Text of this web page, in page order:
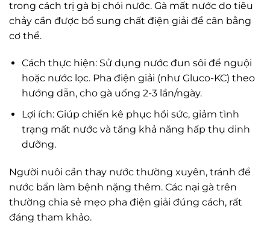
trong cách trị gà bị chói nước. Gà mất nước do tiêu
chảy cần được bổ sung chất điện giải để cân bằng
cơ thể.
Cách thực hiện: Sử dụng nước đun sôi để nguội
hoặc nước lọc. Pha điện giải (như Gluco-KC) theo
hướng dẫn, cho gà uống 2-3 lần/ngày.
Lợi ích: Giúp chiến kê phục hồi sức, giảm tình
trạng mất nước và tăng khả năng hấp thụ dinh
dưỡng.
Người nuôi cần thay nước thường xuyên, tránh để
nước bẩn làm bệnh nặng thêm. Các nại gà trên
thường chia sẻ mẹo pha điện giải đúng cách, rất
đáng tham khảo.